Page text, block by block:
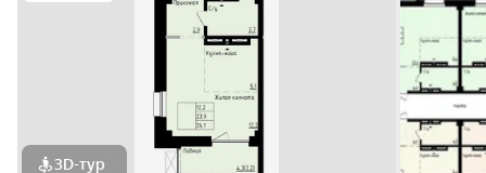
3D-тур